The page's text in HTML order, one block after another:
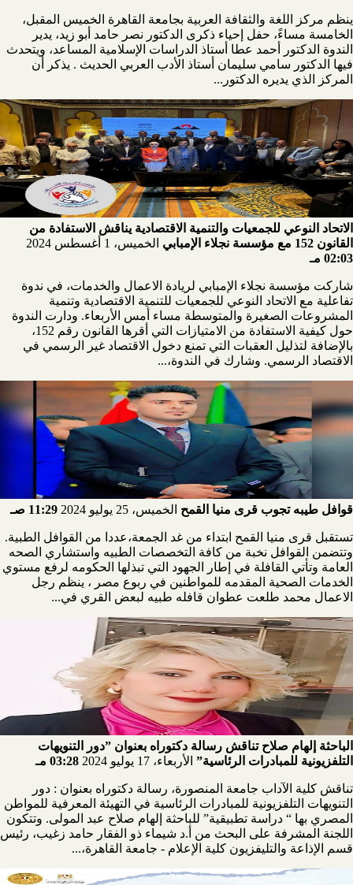
ينظم مركز اللغة والثقافة العربية بجامعة القاهرة الخميس المقبل،
الخامسة مساءً، حفل إحياء ذكرى الدكتور نصر حامد أبو زيد، يدير
الندوة الدكتور أحمد عطا أستاذ الدراسات الإسلامية المساعد، ويتحدث
فيها الدكتور سامي سليمان أستاذ الأدب العربي الحديث . يذكر أن
المركز الذي يديره الدكتور...
الاتحاد النوعي للجمعيات والتنمية الاقتصادية يناقش الاستفادة من
القانون 152 مع مؤسسة نجلاء الإمبابي
الخميس، 1 أغسطس 2024
02:03 مـ
شاركت مؤسسة نجلاء الإمبابي لريادة الاعمال والخدمات، في ندوة
تفاعلية مع الاتحاد النوعي للجمعيات للتنمية الاقتصادية وتنمية
المشروعات الصغيرة والمتوسطة مساء أمس الأربعاء. ودارت الندوة
حول كيفية الاستفادة من الامتيازات التي أقرها القانون رقم 152،
بالإضافة لتذليل العقبات التي تمنع دخول الاقتصاد غير الرسمي في
الاقتصاد الرسمي. وشارك في الندوة،...
قوافل طيبه تجوب قرى منيا القمح الخميس، 25 يوليو 2024 11:29 صـ
تستقبل قرى منيا القمح ابتداء من غد الجمعة،عددا من القوافل الطبية.
وتتضمن القوافل نخبة من كافة التخصصات الطبيه واستشاري الصحه
العامة وتأتي القافلة في إطار الجهود التي تبذلها الحكومه لرفع مستوي
الخدمات الصحية المقدمه للمواطنين في ربوع مصر ، ينظم رجل
الاعمال محمد طلعت عطوان قافله طبيه لبعض القري في...
الباحثة إلهام صلاح تناقش رسالة دكتوراه بعنوان ”دور التنويهات
التلفزيونية للمبادرات الرئاسية” الأربعاء، 17 يوليو 2024 03:28 مـ
تناقش كلية الآداب جامعة المنصورة، رسالة دكتوراه بعنوان : دور
التنويهات التلفزيونية للمبادرات الرئاسية في التهيئة المعرفية للمواطن
المصري بها “ دراسة تطبيقية” للباحثة إلهام صلاح عبد المولى. وتتكون
اللجنة المشرفة على البحث من أ.د شيماء ذو الفقار حامد زغيب، رئيس
قسم الإذاعة والتليفزيون كلية الإعلام - جامعة القاهرة،...